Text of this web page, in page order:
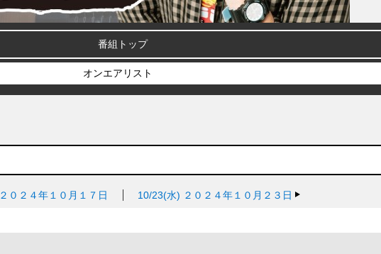
番組トップ
オンエアリスト
２０２４年１０月１７日 10/23(水) ２０２４年１０月２３日